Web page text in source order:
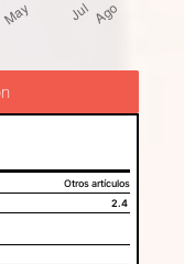
Otros artículos
2.4